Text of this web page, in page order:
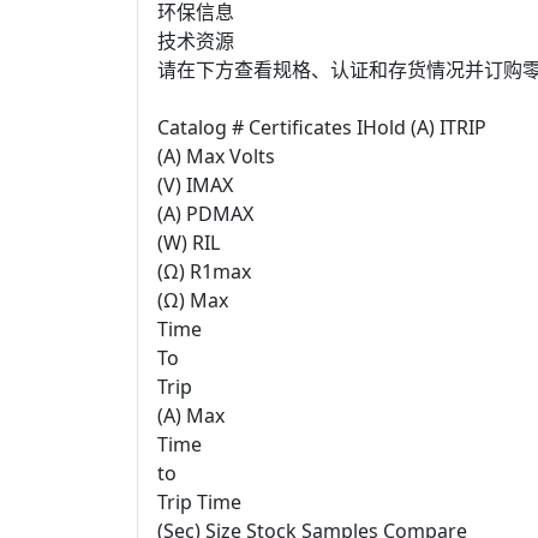
环保信息
技术资源
请在下方查看规格、认证和存货情况并订购
Catalog # Certificates IHold (A) ITRIP
(A) Max Volts
(V) IMAX
(A) PDMAX
(W) RIL
(Ω) R1max
(Ω) Max
Time
To
Trip
(A) Max
Time
to
Trip Time
(Sec) Size Stock Samples Compare